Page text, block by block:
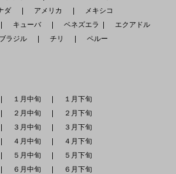
ダ アメリカ
メキシコ
キューバ ベネズエラ
エクアドル
ラジル チリ
ペルー
１月中旬
１月下旬
２月中旬
２月下旬
３月中旬
３月下旬
４月中旬
４月下旬
５月中旬
５月下旬
６月中旬
６月下旬